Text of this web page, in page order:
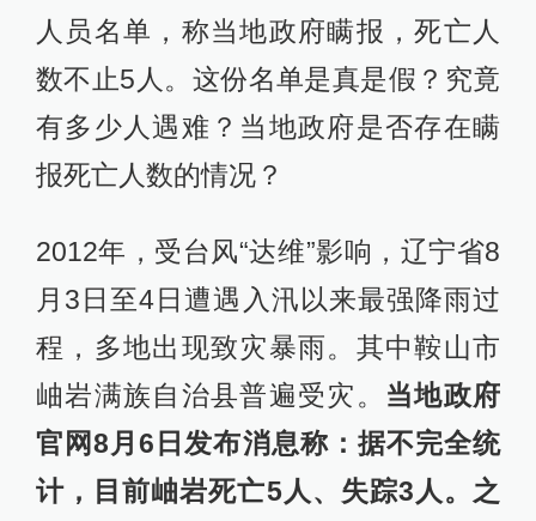
人员名单，称当地政府瞒报，死亡人
数不止5人。这份名单是真是假？究竟
有多少人遇难？当地政府是否存在瞒
报死亡人数的情况？
2012年，受台风“达维”影响，辽宁省8
月3日至4日遭遇入汛以来最强降雨过
程，多地出现致灾暴雨。其中鞍山市
岫岩满族自治县普遍受灾。 当地政府
官网8月6日发布消息称：据不完全统
计，目前岫岩死亡5人、失踪3人。之